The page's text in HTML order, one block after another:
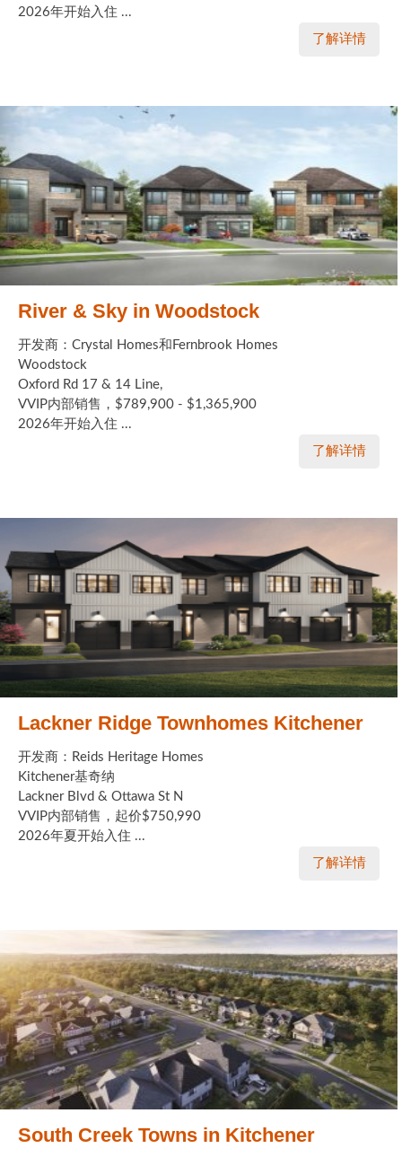
2026年开始入住 ...
了解详情
River & Sky in Woodstock
开发商：Crystal Homes和Fernbrook Homes
Woodstock
Oxford Rd 17 & 14 Line,
VVIP内部销售，$789,900 - $1,365,900
2026年开始入住 ...
了解详情
Lackner Ridge Townhomes Kitchener
开发商：Reids Heritage Homes
Kitchener基奇纳
Lackner Blvd & Ottawa St N
VVIP内部销售，起价$750,990
2026年夏开始入住 ...
了解详情
South Creek Towns in Kitchener